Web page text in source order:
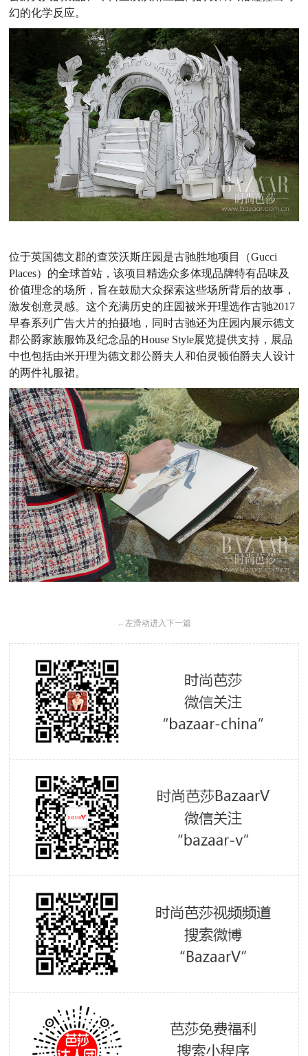
幻的化学反应。
位于英国德文郡的查茨沃斯庄园是古驰胜地项目（Gucci
Places）的全球首站，该项目精选众多体现品牌特有品味及
价值理念的场所，旨在鼓励大众探索这些场所背后的故事，
激发创意灵感。这个充满历史的庄园被米开理选作古驰2017
早春系列广告大片的拍摄地 ，同时古驰还为庄园内展示德文
郡公爵家族服饰及纪念品的House Style展览提供支持，展品
中也包括由米开理为德文郡公爵夫人和伯灵顿伯爵夫人设计
的两件礼服裙。
← 左滑动进入下一篇